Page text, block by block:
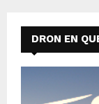
DRON EN